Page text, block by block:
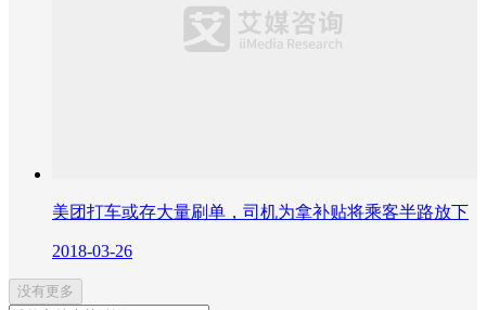
美团打车或存大量刷单，司机为拿补贴将乘客半路放下
2018-03-26
没有更多